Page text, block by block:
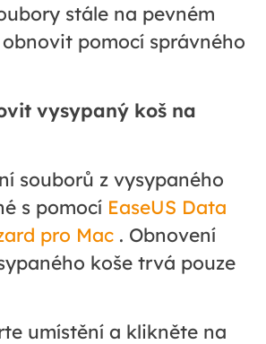
stále na pevném
pomocí správného
vysypaný koš na
souborů z vysypaného
s pomocí EaseUS Data
pro Mac. Obnovení
koše trvá pouze
umístění a klikněte na